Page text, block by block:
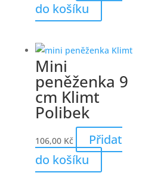
do košíku
Mini
peněženka 9
cm Klimt
Polibek
106,00 Kč
Přidat
do košíku